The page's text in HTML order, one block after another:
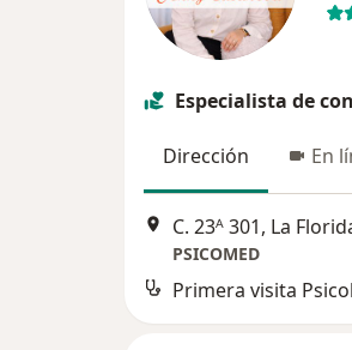
Especialista de
Dirección En
PSICOMED
Primera visita